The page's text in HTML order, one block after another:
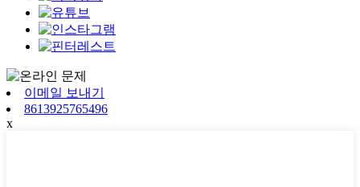
이메일 보내기
8613925765496
x